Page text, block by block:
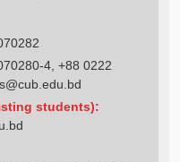
4, +88 0222
students):